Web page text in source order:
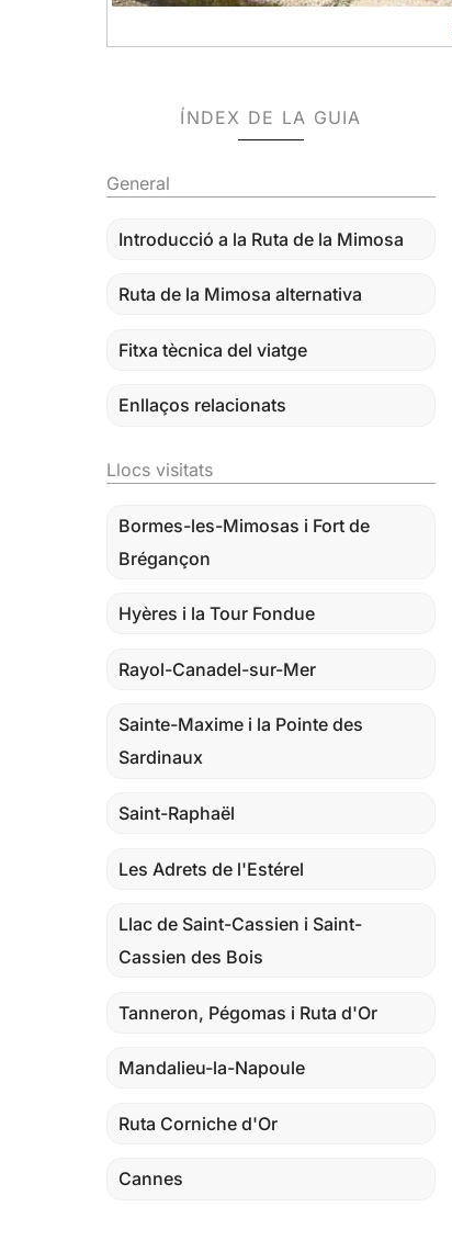
ÍNDEX DE LA GUIA
General
Introducció a la Ruta de la Mimosa
Ruta de la Mimosa alternativa
Fitxa tècnica del viatge
Enllaços relacionats
Llocs visitats
Bormes-les-Mimosas i Fort de
Brégançon
Hyères i la Tour Fondue
Rayol-Canadel-sur-Mer
Sainte-Maxime i la Pointe des
Sardinaux
Saint-Raphaël
Les Adrets de l'Estérel
Llac de Saint-Cassien i Saint-
Cassien des Bois
Tanneron, Pégomas i Ruta d'Or
Mandalieu-la-Napoule
Ruta Corniche d'Or
Cannes